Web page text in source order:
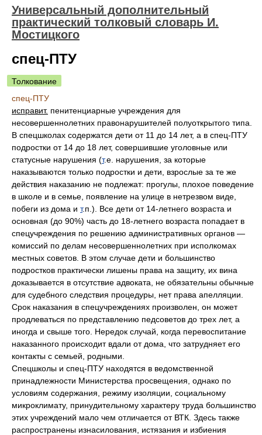
Универсальный дополнительный
практический толковый словарь И.
Мостицкого
спец-ПТУ
Толкование
спец-ПТУ
исправит. пенитенциарные учреждения для
несовершеннолетних правонарушителей полуоткрытого типа.
В спецшколах содержатся дети от 11 до 14 лет, а в спец-ПТУ
подростки от 14 до 18 лет, совершившие уголовные или
статусные нарушения (т.е. нарушения, за которые
наказываются только подростки и дети, взрослые за те же
действия наказанию не подлежат: прогулы, плохое поведение
в школе и в семье, появление на улице в нетрезвом виде,
побеги из дома и т.п.). Все дети от 14-летнего возраста и
основная (до 90%) часть до 18-летнего возраста попадает в
спецучреждения по решению административных органов —
комиссий по делам несовершеннолетних при исполкомах
местных советов. В этом случае дети и большинство
подростков практически лишены права на защиту, их вина
доказывается в отсутствие адвоката, не обязательны обычные
для судебного следствия процедуры, нет права апелляции.
Срок наказания в спецучреждениях произволен, он может
продлеваться по представлению педсоветов до трех лет, а
иногда и свыше того. Нередок случай, когда перевоспитание
наказанного происходит вдали от дома, что затрудняет его
контакты с семьей, родными.
Спецшколы и спец-ПТУ находятся в ведомственной
принадлежности Министерства просвещения, однако по
условиям содержания, режиму изоляции, социальному
микроклимату, принудительному характеру труда большинство
этих учреждений мало чем отличается от ВТК. Здесь также
распространены изнасилования, истязания и избиения